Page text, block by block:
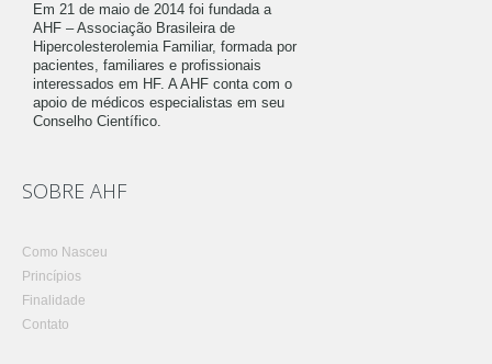
Em 21 de maio de 2014 foi fundada a
AHF – Associação Brasileira de
Hipercolesterolemia Familiar, formada por
pacientes, familiares e profissionais
interessados em HF. A AHF conta com o
apoio de médicos especialistas em seu
Conselho Científico.
SOBRE AHF
Como Nasceu
Princípios
Finalidade
Contato